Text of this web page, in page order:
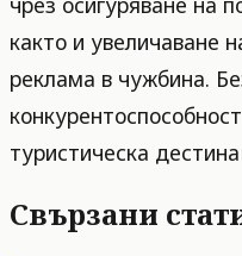
както и увеличаване
реклама в чужбина.
туристическа
Свързани